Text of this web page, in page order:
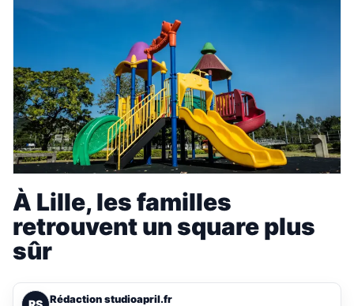
À Lille, les familles
retrouvent un square plus
sûr
Rédaction studioapril.fr